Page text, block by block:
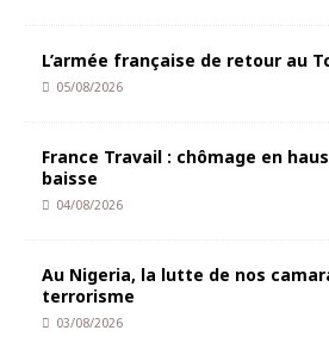
L’armée française de retour au
05/08/2026
France Travail : chômage en
baisse
04/08/2026
Au Nigeria, la lutte de nos
terrorisme
03/08/2026